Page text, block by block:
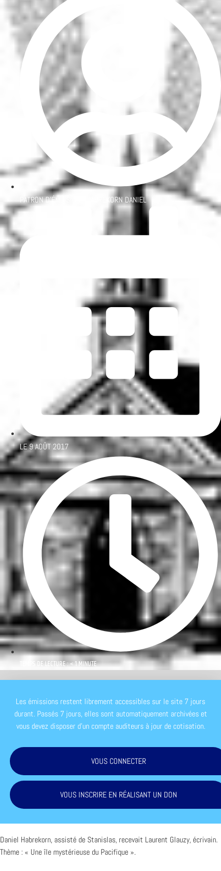
PATRON D'ÉMISSION : HABREKORN DANIEL
LE9 AOÛT 2017
TEMPS DE LECTURE : < 1 MINUTE
Les émissions restent librement accessibles sur le site 7 jours
durant. Passés 7 jours, elles sont automatiquement archivées et
vous devez disposer d'un compte auditeurs à jour de cotisation.
VOUS CONNECTER
VOUS INSCRIRE EN RÉALISANT UN DON
Daniel Habrekorn, assisté de Stanislas, recevait Laurent Glauzy, écrivain.
Thème : « Une île mystérieuse du Pacifique ».